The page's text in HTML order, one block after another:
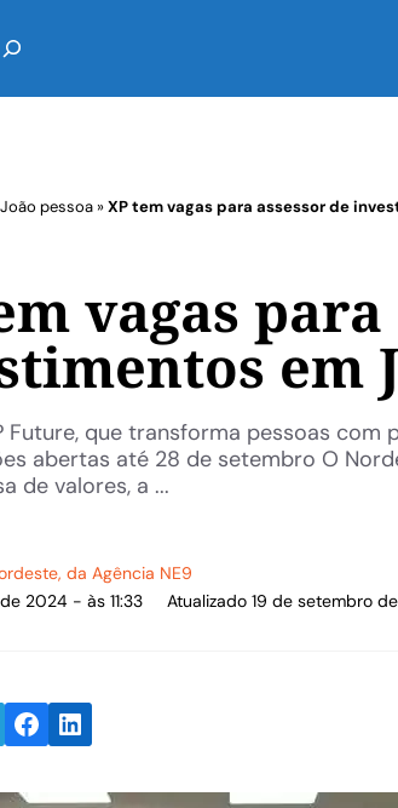
João pessoa»XP tem vagas para assessor de
vagas para
em
Future, que transforma pessoas
abertas até 28 de setembro O
de valores, a ...
, da Agência NE9
2024 - às 11:33
Atualizado 19 de setembro
on Telegram
Share on Facebook
Share on LinkedIn